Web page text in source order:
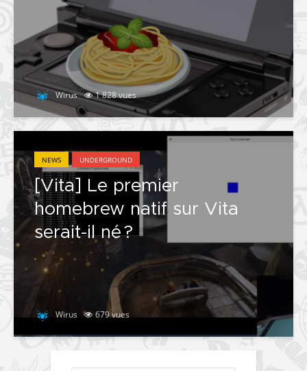
Wirus 1 828 vues
NEWS UNDERGROUND
[Vita] Le premier
homebrew natif sur Vita
serait-il né ?
Wirus 679 vues